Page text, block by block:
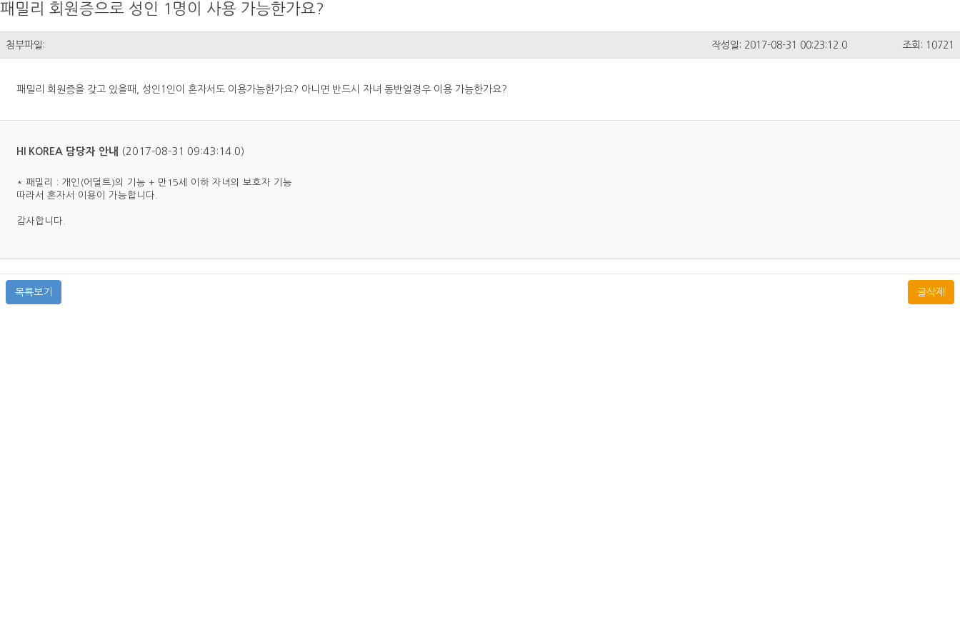
패밀리 회원증으로 성인 1명이 사용 가능한가요?
첨부파일: 작성일: 2017-08-31 00:23:12.0 조회: 10721
패밀리 회원증을 갖고 있을때, 성인1인이 혼자서도 이용가능한가요? 아니면 반드시 자녀 동반일경우 이용 가능한가요?
HI KOREA 담당자 안내 (2017-08-31 09:43:14.0)
* 패밀리 : 개인(어덜트)의 기능 + 만15세 이하 자녀의 보호자 기능
따라서 혼자서 이용이 가능합니다.
감사합니다.
목록보기 글삭제